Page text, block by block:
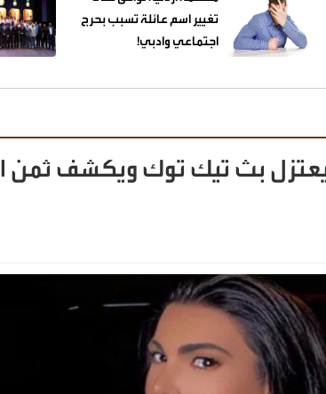
تغيير اسم عائلة تسبب بحرج
اجتماعي وادبي!
يعتزل بث تيك توك ويكشف ثمن